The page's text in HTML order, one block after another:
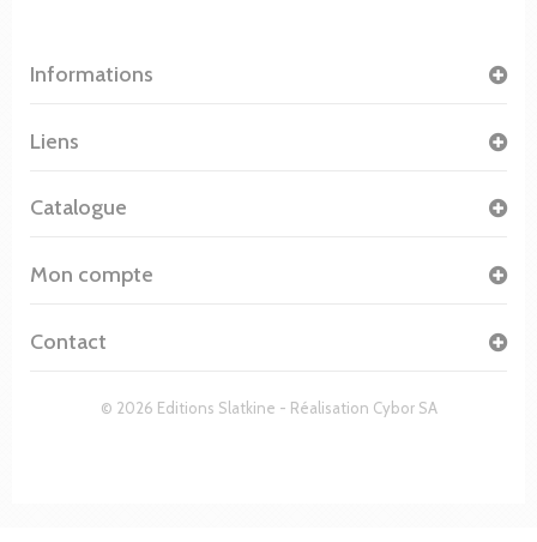
Informations
© 2026 Editions Slatkine - Réalisation Cybor SA
Liens
Catalogue
Mon compte
Contact